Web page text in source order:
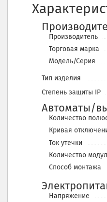
Производитель
Торговая марка
Модель/Серия
Тип изделия
Степень защиты IP
Автоматы/
Количество
Кривая
Ток утечки
Количество
Способ монтажа
Напряжение